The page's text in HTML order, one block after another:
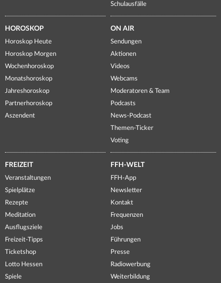
Schulausfälle
HOROSKOP
Horoskop Heute
Horoskop Morgen
Wochenhoroskop
Monatshoroskop
Jahreshoroskop
Partnerhoroskop
Aszendent
ON AIR
Sendungen
Aktionen
Videos
Webcams
Moderatoren & Team
Podcasts
News-Podcast
Themen-Ticker
Voting
FREIZEIT
Veranstaltungen
Spielplätze
Rezepte
Meditation
Ausflugsziele
Freizeit-Tipps
Ticketshop
Lotto Hessen
Spiele
FFH-WELT
FFH-App
Newsletter
Kontakt
Frequenzen
Jobs
Führungen
Presse
Radiowerbung
Weiterbildung